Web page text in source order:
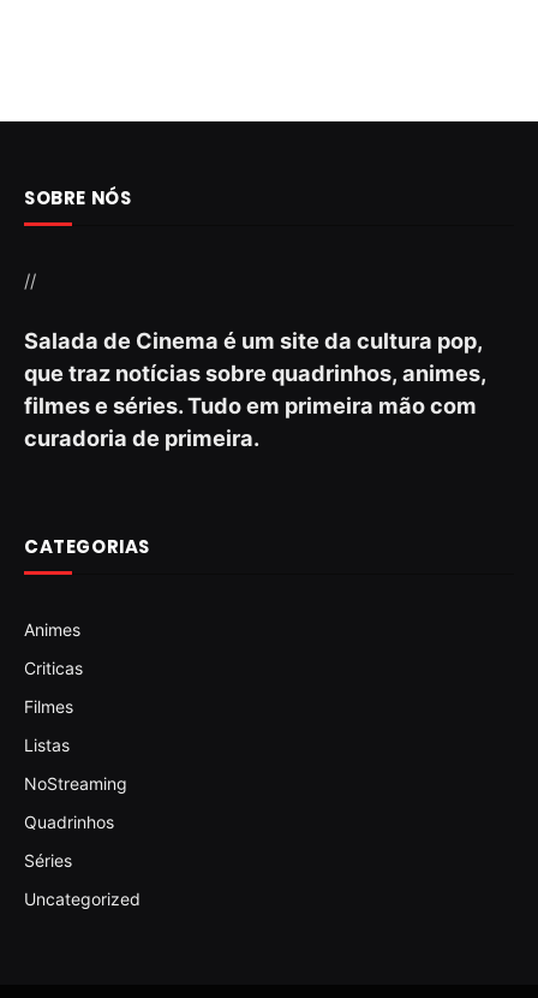
SOBRE NÓS
//
Salada de Cinema é um site da cultura pop,
que traz notícias sobre quadrinhos, animes,
filmes e séries. Tudo em primeira mão com
curadoria de primeira.
CATEGORIAS
Animes
Criticas
Filmes
Listas
NoStreaming
Quadrinhos
Séries
Uncategorized